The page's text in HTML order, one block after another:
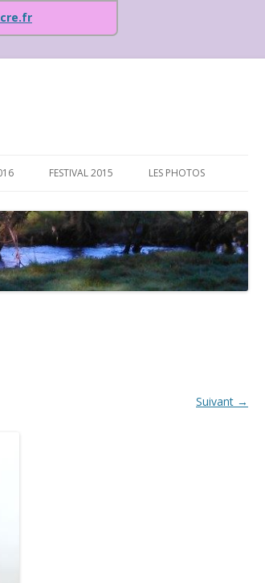
FESTIVAL 2015 LES PHOTOS
FESTIVAL 2016-PHOTOS
FESTIVAL 2017-PHOTOS ET
VIDÉOS
Suivant →